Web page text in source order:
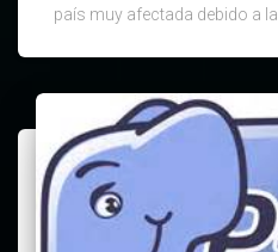
país muy afectada debido a la